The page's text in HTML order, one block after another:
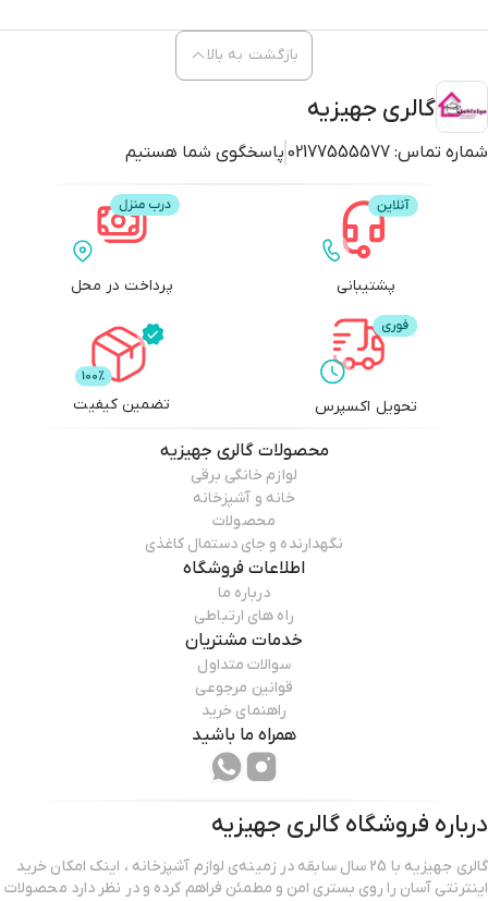
گالری جهیزیه
شماره تماس: 02177555577 پاسخگوی شما هستیم
بازگشت به بالا
پشتیبانی پرداخت در محل
تحویل اکسپرس تضمین کیفیت
محصولاتگالری جهیزیه
لوازم خانگی برقی
خانه و آشپزخانه
محصولات
نگهدارنده و جای دستمال کاغذی
اطلاعات فروشگاه
درباره ما
راه های ارتباطی
خدمات مشتریان
سوالات متداول
قوانین مرجوعی
راهنمای خرید
همراه ما باشید
درباره فروشگاه گالری جهیزیه
گالری جهیزیه با 25 سال سابقه در زمینه‌ی لوازم آشپزخانه ، اینک امکان خرید
اینترنتی آسان را روی بستری امن و مطمئن فراهم کرده و در نظر دارد محصولات